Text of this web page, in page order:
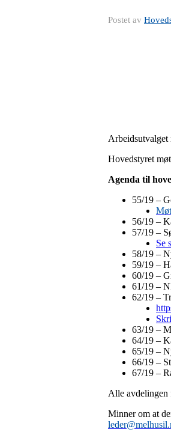
Postet av
Arbeidsutvalget
Hovedstyret
Agenda til
55/19 –
56/19 –
57/19 –
Se
58/19 –
59/19 –
60/19 –
61/19 –
62/19 –
63/19 –
64/19 –
65/19 –
66/19 –
67/19 –
Alle avdelingen
Minner om at